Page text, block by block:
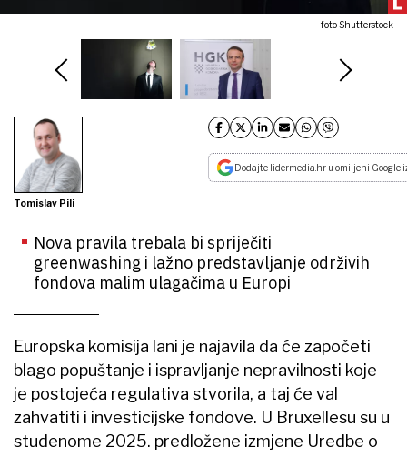
foto Shutterstock
Tomislav Pili
Dodajte lidermedia.hr u omiljeni Google
Nova pravila trebala bi spriječiti
greenwashing i lažno predstavljanje održivih
fondova malim ulagačima u Europi
Europska komisija lani je najavila da će započeti
blago popuštanje i ispravljanje nepravilnosti koje
je postojeća regulativa stvorila, a taj će val
zahvatiti i investicijske fondove. U Bruxellesu su u
studenome 2025. predložene izmjene Uredbe o